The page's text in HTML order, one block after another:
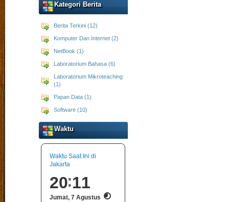
Kategori Berita
Berita Terkini (12)
Komputer Dan Internet (2)
NetBook (1)
Laboratorium Bahasa (6)
Laboratorium Mikroteaching
(1)
Papan Data (1)
Software (10)
Waktu
Waktu Saat Ini di
Jakarta
20 11
Jumat, 7 Agustus